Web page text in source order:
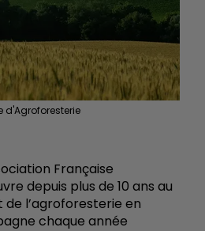
Française
depuis plus de 10 ans au
l’agroforesterie en
chaque année